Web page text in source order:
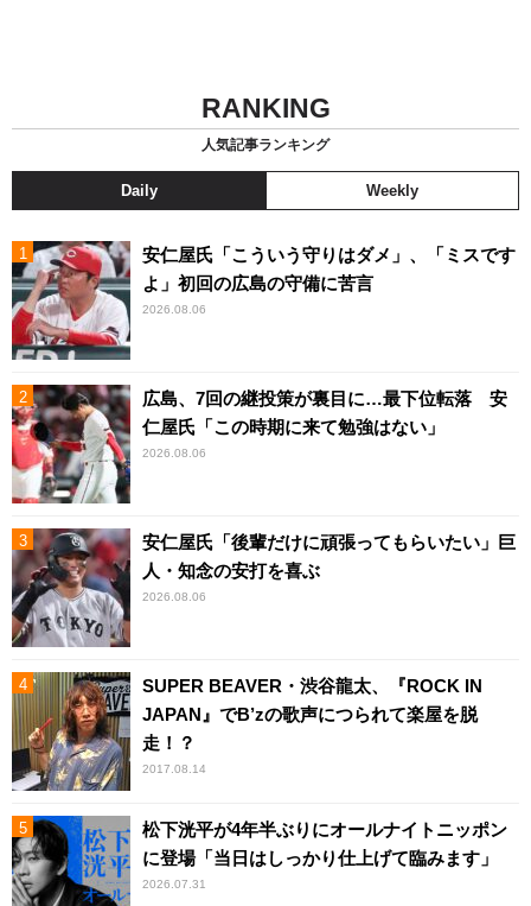
RANKING
人気記事ランキング
Daily Weekly
安仁屋氏「こういう守りはダメ」、「ミスです
よ」初回の広島の守備に苦言
2026.08.06
広島、7回の継投策が裏目に…最下位転落 安
仁屋氏「この時期に来て勉強はない」
2026.08.06
安仁屋氏「後輩だけに頑張ってもらいたい」巨
人・知念の安打を喜ぶ
2026.08.06
SUPER BEAVER・渋谷龍太、『ROCK IN
JAPAN』でB’zの歌声につられて楽屋を脱
走！？
2017.08.14
松下洸平が4年半ぶりにオールナイトニッポン
に登場「当日はしっかり仕上げて臨みます」
2026.07.31